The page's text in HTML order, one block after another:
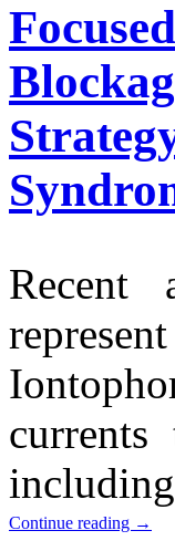
Recent
Continue reading →